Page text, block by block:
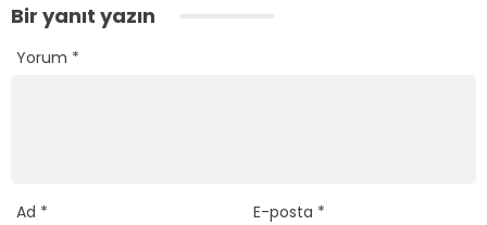
Bir yanıt yazın
Yorum *
Ad * E-posta *